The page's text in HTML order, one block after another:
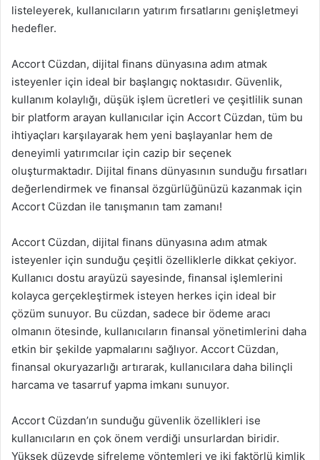
listeleyerek, kullanıcıların yatırım fırsatlarını genişletmeyi
hedefler.
Accort Cüzdan, dijital finans dünyasına adım atmak
isteyenler için ideal bir başlangıç noktasıdır. Güvenlik,
kullanım kolaylığı, düşük işlem ücretleri ve çeşitlilik sunan
bir platform arayan kullanıcılar için Accort Cüzdan, tüm bu
ihtiyaçları karşılayarak hem yeni başlayanlar hem de
deneyimli yatırımcılar için cazip bir seçenek
oluşturmaktadır. Dijital finans dünyasının sunduğu fırsatları
değerlendirmek ve finansal özgürlüğünüzü kazanmak için
Accort Cüzdan ile tanışmanın tam zamanı!
Accort Cüzdan, dijital finans dünyasına adım atmak
isteyenler için sunduğu çeşitli özelliklerle dikkat çekiyor.
Kullanıcı dostu arayüzü sayesinde, finansal işlemlerini
kolayca gerçekleştirmek isteyen herkes için ideal bir
çözüm sunuyor. Bu cüzdan, sadece bir ödeme aracı
olmanın ötesinde, kullanıcıların finansal yönetimlerini daha
etkin bir şekilde yapmalarını sağlıyor. Accort Cüzdan,
finansal okuryazarlığı artırarak, kullanıcılara daha bilinçli
harcama ve tasarruf yapma imkanı sunuyor.
Accort Cüzdan’ın sunduğu güvenlik özellikleri ise
kullanıcıların en çok önem verdiği unsurlardan biridir.
Yüksek düzeyde şifreleme yöntemleri ve iki faktörlü kimlik